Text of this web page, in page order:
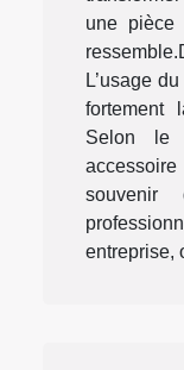
une pièce
L’usage
fortement
Selon le
souvenir
entreprise,